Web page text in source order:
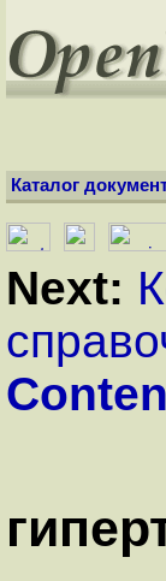
Каталог
Next: